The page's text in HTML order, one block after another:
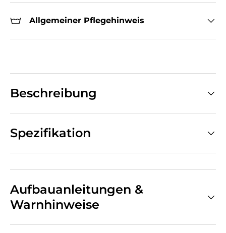
Allgemeiner Pflegehinweis
Beschreibung
Spezifikation
Aufbauanleitungen &
Warnhinweise